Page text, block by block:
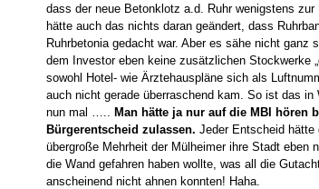
dass der neue Betonklotz a.d. Ruhr wenigstens
hätte auch das nichts daran geändert, dass
Ruhrbetonia gedacht war. Aber es sähe nicht
dem Investor eben keine zusätzlichen Stockwerke
sowohl Hotel- wie Ärztehauspläne sich als
auch nicht gerade überraschend kam. So ist das
nun mal ….. Man hätte ja nur auf die MBI hören
Bürgerentscheid zulassen. Jeder Entscheid
übergroße Mehrheit der Mülheimer ihre Stadt eben
die Wand gefahren haben wollte, was all die
anscheinend nicht ahnen konnten! Haha.